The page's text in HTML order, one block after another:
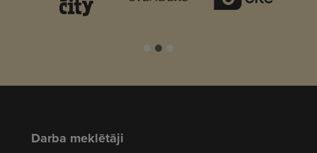
Darba meklētāji